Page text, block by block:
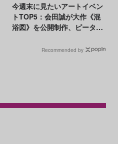
今週末に見たいアートイベン
トTOP5：会田誠が大作《混
浴図》を公開制作、ピータ
Recommended by